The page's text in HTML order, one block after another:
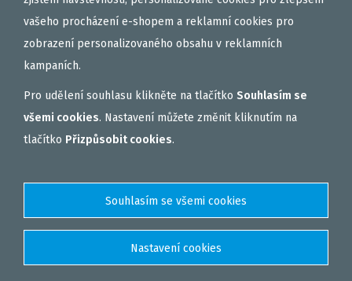
vašeho procházení e-shopem a reklamní cookies pro
zobrazení personalizovaného obsahu v reklamních
kampaních.
Pro udělení souhlasu klikněte na tlačítko Souhlasím se
všemi cookies. Nastavení můžete změnit kliknutím na
tlačítko Přizpůsobit cookies.